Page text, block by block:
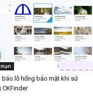
báo lỗ hổng bảo mật khi sử
CKFinder